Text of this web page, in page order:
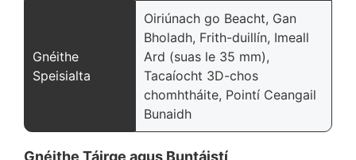
Gnéithe
Speisialta
Oiriúnach go Beacht, Gan
Bholadh, Frith-duillín, Imeall
Ard (suas le 35 mm),
Tacaíocht 3D-chos
chomhtháite, Pointí Ceangail
Bunaidh
Gnéithe Táirge agus Buntáistí